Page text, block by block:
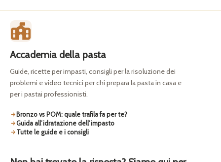
Accademia della pasta
Guide, ricette per impasti, consigli per la risoluzione dei
problemi e video tecnici per chi prepara la pasta in casa e
per i pastai professionisti.
Bronzo vs POM: quale trafila fa per te?
Guida all’idratazione dell’impasto
Tutte le guide e i consigli